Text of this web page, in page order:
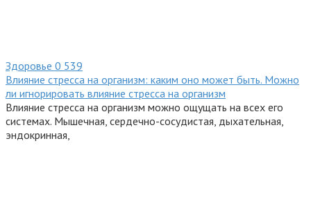
Здоровье 0 539
Влияние стресса на организм: каким оно может быть. Можно
ли игнорировать влияние стресса на организм
Влияние стресса на организм можно ощущать на всех его
системах. Мышечная, сердечно-сосудистая, дыхательная,
эндокринная,